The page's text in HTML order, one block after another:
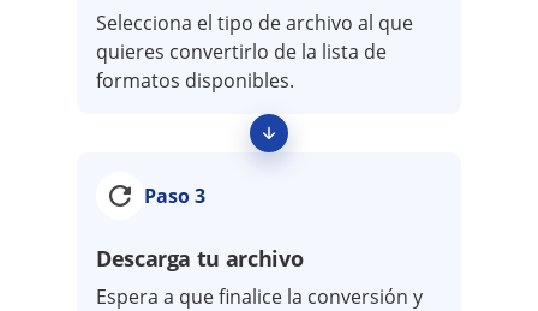
Selecciona el tipo de archivo al que
quieres convertirlo de la lista de
formatos disponibles.
Paso 3
Descarga tu archivo
Espera a que finalice la conversión y